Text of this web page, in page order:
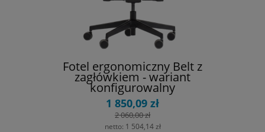
Fotel ergonomiczny Belt z
zagłówkiem - wariant
konfigurowalny
1 850,09 zł
2 060,00 zł
netto: 1 504,14 zł